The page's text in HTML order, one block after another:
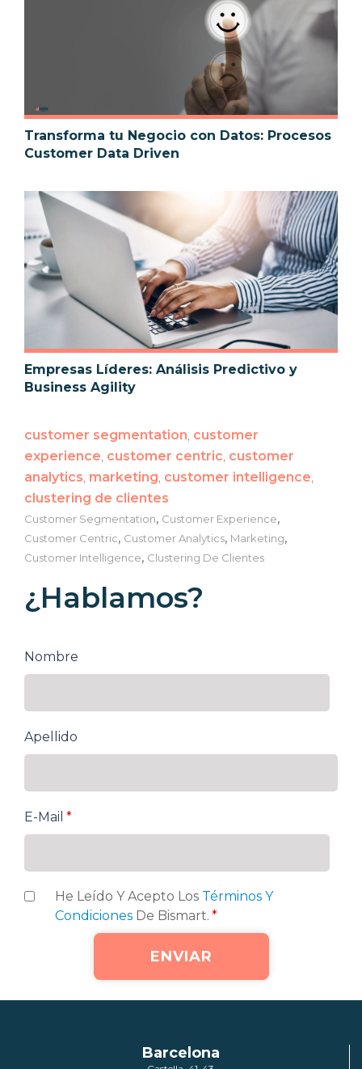
Transforma tu Negocio con Datos: Procesos
Customer Data Driven
Empresas Líderes: Análisis Predictivo y
Business Agility
customer segmentation customer
experience customer centric customer
analytics marketing customer intelligence
clustering de clientes
Customer Segmentation, Customer Experience,
Customer Centric, Customer Analytics, Marketing,
Customer Intelligence, Clustering De Clientes
¿Hablamos?
Nombre
Apellido
E-Mail *
He Leído Y Acepto Los Términos Y
Condiciones De Bismart. *
Barcelona